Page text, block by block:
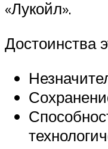
«Лукойл».
Достоинства